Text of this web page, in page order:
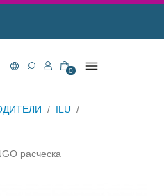
0
/ ILU /
расческа